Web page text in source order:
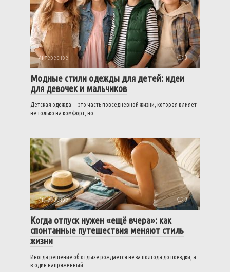
Интересное 0
Модные стили одежды для детей: идеи
для девочек и мальчиков
Детская одежда — это часть повседневной жизни, которая влияет
не только на комфорт, но
Интересное 0
Когда отпуск нужен «ещё вчера»: как
спонтанные путешествия меняют стиль
жизни
Иногда решение об отдыхе рождается не за полгода до поездки, а
в один напряжённый